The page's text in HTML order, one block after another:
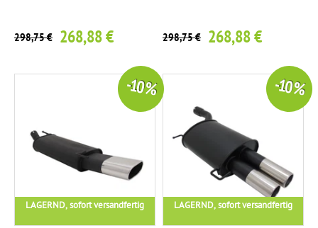
298,75 € 268,88 € 298,75 € 268,88 €
LAGERND, sofort versandfertig
-10 %
LAGERND, sofort versandfertig
-10 %